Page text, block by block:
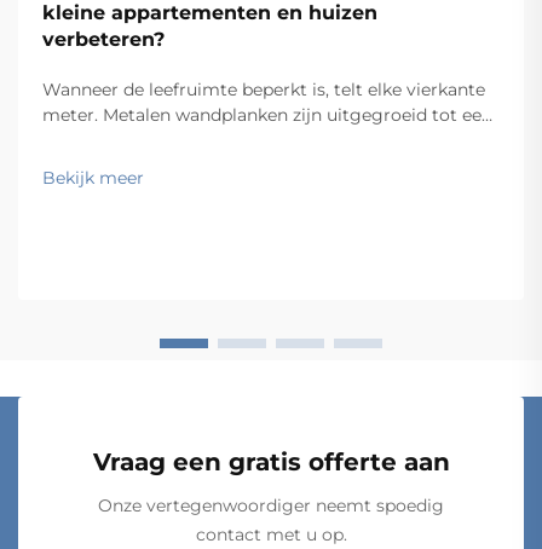
kleine appartementen en huizen
verbeteren?
Wanneer de leefruimte beperkt is, telt elke vierkante
meter. Metalen wandplanken zijn uitgegroeid tot een
voor eigenaars en huurders van appartementen die
vloerruimte willen terugwinnen zonder
Bekijk meer
Vraag een gratis offerte aan
Onze vertegenwoordiger neemt spoedig
contact met u op.